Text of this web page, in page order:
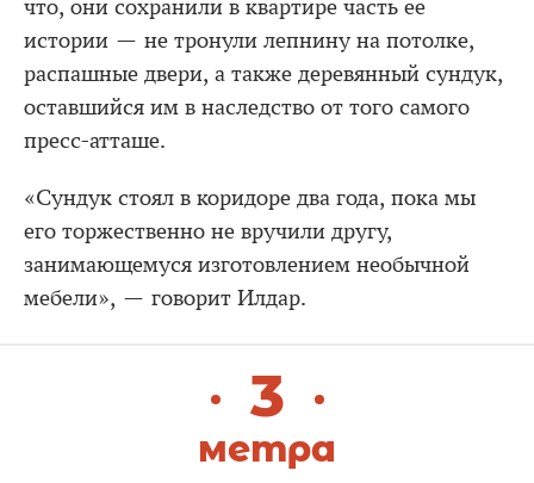
что, они сохранили в квартире часть ее
истории — не тронули лепнину на потолке,
распашные двери, а также деревянный сундук,
оставшийся им в наследство от того самого
пресс-атташе.
«Сундук стоял в коридоре два года, пока мы
его торжественно не вручили другу,
занимающемуся изготовлением необычной
мебели», — говорит Илдар.
3
метра